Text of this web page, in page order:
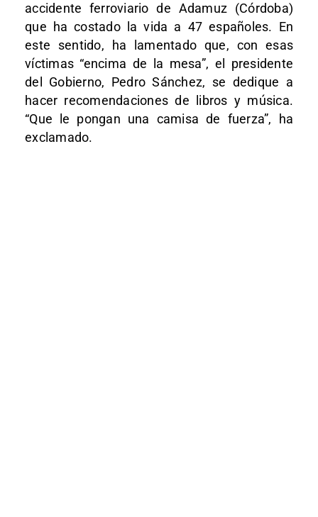
accidente ferroviario de Adamuz (Córdoba)
que ha costado la vida a 47 españoles. En
este sentido, ha lamentado que, con esas
víctimas “encima de la mesa”, el presidente
del Gobierno, Pedro Sánchez, se dedique a
hacer recomendaciones de libros y música.
“Que le pongan una camisa de fuerza”, ha
exclamado.